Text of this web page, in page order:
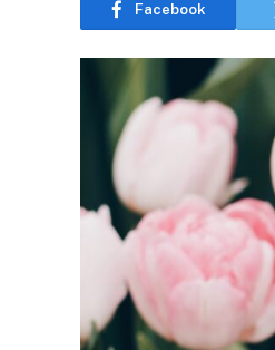
Facebook